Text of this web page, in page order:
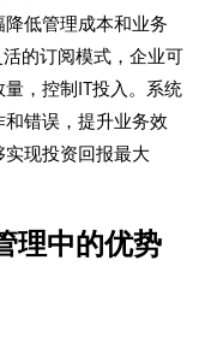
低管理成本和业务
的订阅模式，企业可
，控制IT投入。系统
错误，提升业务效
现投资回报最大
理中的优势